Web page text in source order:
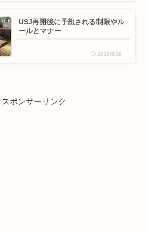
USJ再開後に予想される制限やル
ールとマナー
2020/5/18
スポンサーリンク